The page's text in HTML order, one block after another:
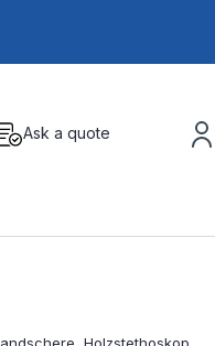
Ask a quote